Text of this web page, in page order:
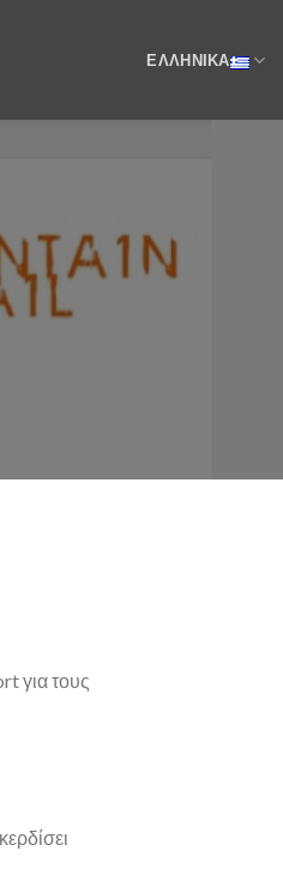
ΕΛΛΗΝΙΚΆ
για τους